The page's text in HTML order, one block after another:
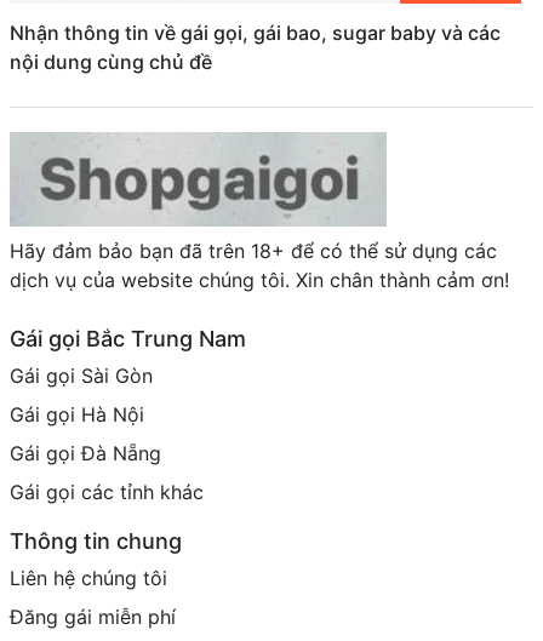
Nhận thông tin về gái gọi, gái bao, sugar baby và các
nội dung cùng chủ đề
Hãy đảm bảo bạn đã trên 18+ để có thể sử dụng các
dịch vụ của website chúng tôi. Xin chân thành cảm ơn!
Gái gọi Bắc Trung Nam
Gái gọi Sài Gòn
Gái gọi Hà Nội
Gái gọi Đà Nẵng
Gái gọi các tỉnh khác
Thông tin chung
Liên hệ chúng tôi
Đăng gái miễn phí